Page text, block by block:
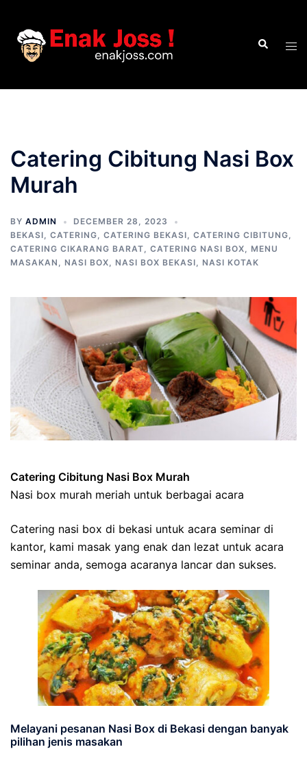
content
Search
Catering Cibitung Nasi Box
Murah
BY ADMIN
DECEMBER 28, 2023
BEKASI, CATERING, CATERING BEKASI, CATERING CIBITUNG,
CATERING CIKARANG BARAT, CATERING NASI BOX, MENU
MASAKAN , NASI BOX, NASI BOX BEKASI, NASI KOTAK
Catering Cibitung Nasi Box Murah
Nasi box murah meriah untuk berbagai acara
Catering nasi box di bekasi untuk acara seminar di
kantor, kami masak yang enak dan lezat untuk acara
seminar anda, semoga acaranya lancar dan sukses.
Melayani pesanan Nasi Box di Bekasi dengan banyak
pilihan jenis masakan